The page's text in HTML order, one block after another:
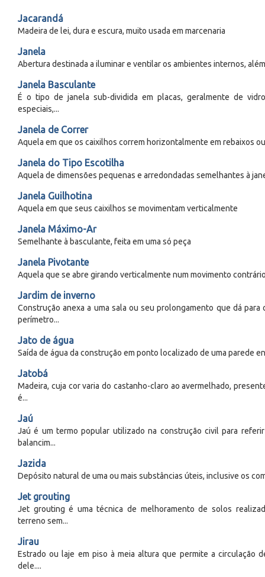
Jacarandá
Madeira de lei, dura e escura, muito usada em marcenaria
Janela
Abertura destinada a iluminar e ventilar os ambientes internos,
Janela Basculante
É o tipo de janela sub-dividida em placas, geralmente de
especiais,...
Janela de Correr
Aquela em que os caixilhos correm horizontalmente em rebaixos
Janela do Tipo Escotilha
Aquela de dimensões pequenas e arredondadas semelhantes à
Janela Guilhotina
Aquela em que seus caixilhos se movimentam verticalmente
Janela Máximo-Ar
Semelhante à basculante, feita em uma só peça
Janela Pivotante
Aquela que se abre girando verticalmente num movimento
Jardim de inverno
Construção anexa a uma sala ou seu prolongamento que dá
perímetro...
Jato de água
Saída de água da construção em ponto localizado de uma parede
Jatobá
Madeira, cuja cor varia do castanho-claro ao avermelhado,
é...
Jaú
Jaú é um termo popular utilizado na construção civil para
balancim...
Jazida
Depósito natural de uma ou mais substâncias úteis, inclusive os
Jet grouting
Jet grouting é uma técnica de melhoramento de solos
terreno sem...
Jirau
Estrado ou laje em piso à meia altura que permite a circulação
dele....